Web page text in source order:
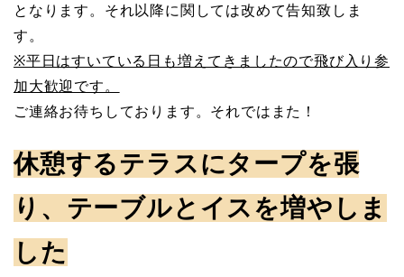
となります。それ以降に関しては改めて告知致しま
す。
※平日はすいている日も増えてきましたので飛び入り参
加大歓迎です。
ご連絡お待ちしております。それではまた！
休憩するテラスにタープを張
り、テーブルとイスを増やしま
した